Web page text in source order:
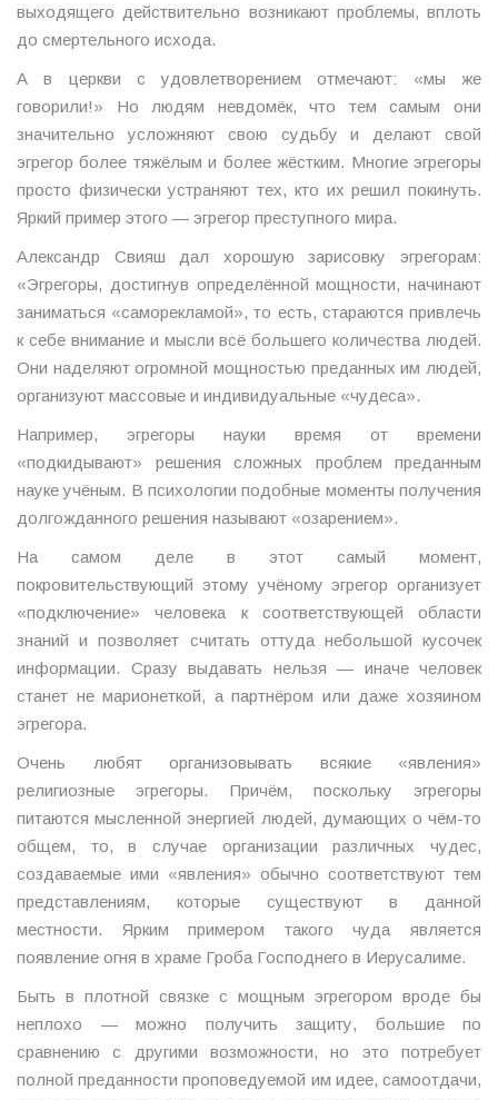
выходящего действительно возникают проблемы, вплоть
до смертельного исхода.
А в церкви с удовлетворением отмечают: «мы же
говорили!» Но людям невдомёк, что тем самым они
значительно усложняют свою судьбу и делают свой
эгрегор более тяжёлым и более жёстким. Многие эгрегоры
просто физически устраняют тех, кто их решил покинуть.
Яркий пример этого — эгрегор преступного мира.
Александр Свияш дал хорошую зарисовку эгрегорам:
«Эгрегоры, достигнув определённой мощности, начинают
заниматься «саморекламой», то есть, стараются привлечь
к себе внимание и мысли всё большего количества людей.
Они наделяют огромной мощностью преданных им людей,
организуют массовые и индивидуальные «чудеса».
Например, эгрегоры науки время от времени
«подкидывают» решения сложных проблем преданным
науке учёным. В психологии подобные моменты получения
долгожданного решения называют «озарением».
На самом деле в этот самый момент,
покровительствующий этому учёному эгрегор организует
«подключение» человека к соответствующей области
знаний и позволяет считать оттуда небольшой кусочек
информации. Сразу выдавать нельзя — иначе человек
станет не марионеткой, а партнёром или даже хозяином
эгрегора.
Очень любят организовывать всякие «явления»
религиозные эгрегоры. Причём, поскольку эгрегоры
питаются мысленной энергией людей, думающих о чём-то
общем, то, в случае организации различных чудес,
создаваемые ими «явления» обычно соответствуют тем
представлениям, которые существуют в данной
местности. Ярким примером такого чуда является
появление огня в храме Гроба Господнего в Иерусалиме.
Быть в плотной связке с мощным эгрегором вроде бы
неплохо — можно получить защиту, большие по
сравнению с другими возможности, но это потребует
полной преданности проповедуемой им идее, самоотдачи,